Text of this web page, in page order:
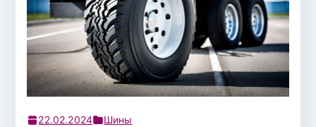
22.02.2024 Шины